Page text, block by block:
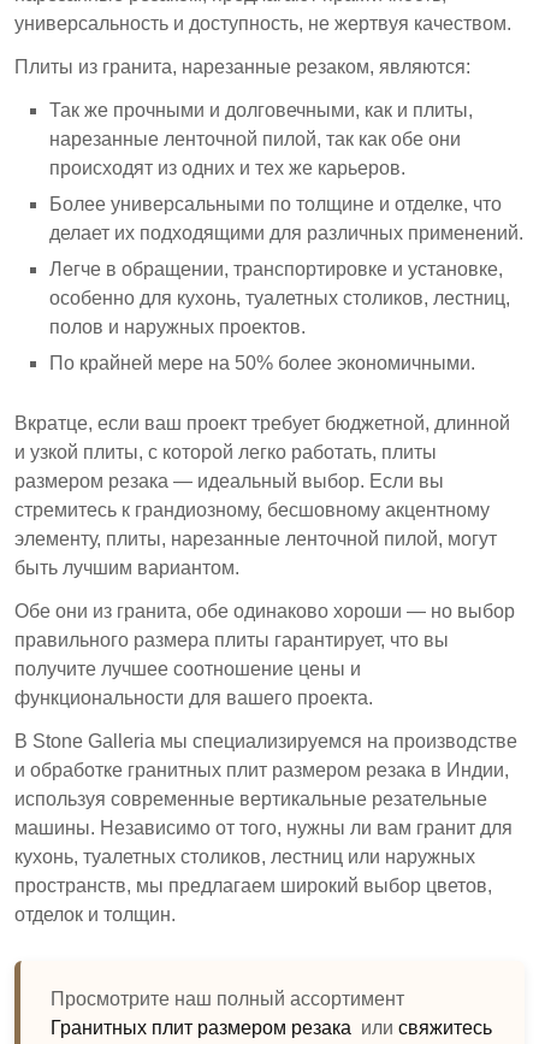
универсальность и доступность, не жертвуя качеством.
Плиты из гранита, нарезанные резаком, являются:
Так же прочными и долговечными, как и плиты,
нарезанные ленточной пилой, так как обе они
происходят из одних и тех же карьеров.
Более универсальными по толщине и отделке, что
делает их подходящими для различных применений.
Легче в обращении, транспортировке и установке,
особенно для кухонь, туалетных столиков, лестниц,
полов и наружных проектов.
По крайней мере на 50% более экономичными.
Вкратце, если ваш проект требует бюджетной, длинной
и узкой плиты, с которой легко работать, плиты
размером резака — идеальный выбор. Если вы
стремитесь к грандиозному, бесшовному акцентному
элементу, плиты, нарезанные ленточной пилой, могут
быть лучшим вариантом.
Обе они из гранита, обе одинаково хороши — но выбор
правильного размера плиты гарантирует, что вы
получите лучшее соотношение цены и
функциональности для вашего проекта.
В Stone Galleria мы специализируемся на производстве
и обработке гранитных плит размером резака в Индии,
используя современные вертикальные резательные
машины. Независимо от того, нужны ли вам гранит для
кухонь, туалетных столиков, лестниц или наружных
пространств, мы предлагаем широкий выбор цветов,
отделок и толщин.
Просмотрите наш полный ассортимент
Гранитных плит размером резака илисвяжитесь